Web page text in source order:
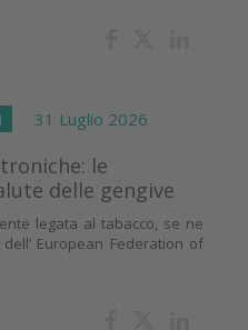
31 Luglio 2026
le
delle gengive
legata al tabacco, se ne
European Federation of